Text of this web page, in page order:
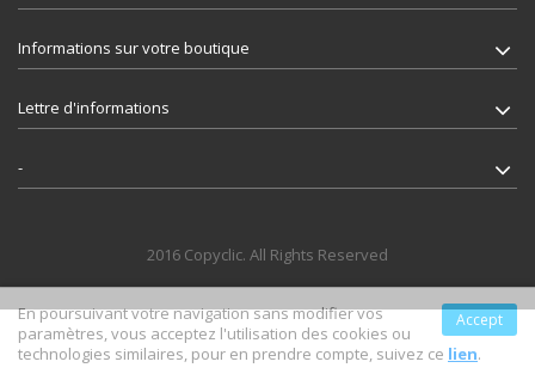
Informations sur votre boutique
Lettre d'informations
-
2016 Copyclic. All Rights Reserved
Accept
En poursuivant votre navigation sans modifier vos
paramètres, vous acceptez l'utilisation des cookies ou
technologies similaires, pour en prendre compte, suivez ce lien.